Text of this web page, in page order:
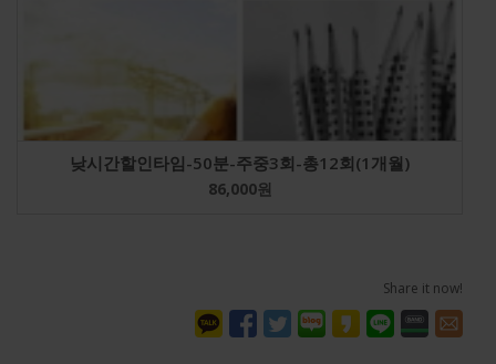
낮시간할인타임-50분-주중3회-총12회(1개월)
86,000원
Share it now!